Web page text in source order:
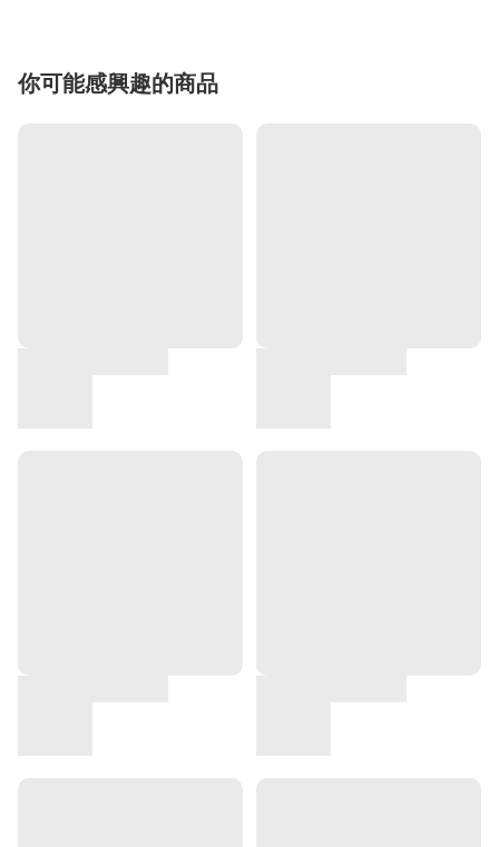
你可能感興趣的商品